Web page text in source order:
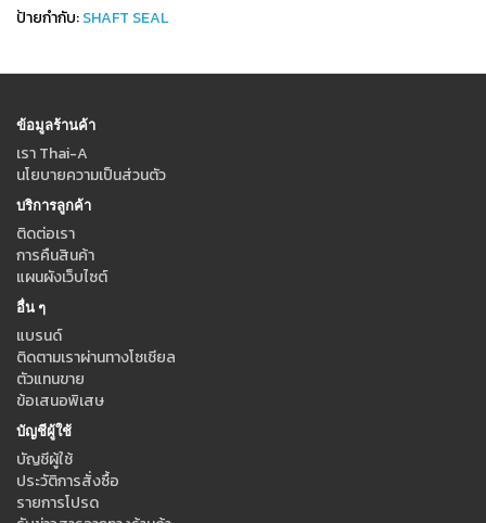
ป้ายกำกับ:SHAFT SEAL
ข้อมูลร้านค้า
เรา Thai-A
นโยบายความเป็นส่วนตัว
บริการลูกค้า
ติดต่อเรา
การคืนสินค้า
แผนผังเว็บไซต์
อื่น ๆ
แบรนด์
ติดตามเราผ่านทางโซเชียล
ตัวแทนขาย
ข้อเสนอพิเสษ
บัญชีผู้ใช้
บัญชีผู้ใช้
ประวัติการสั่งซื้อ
รายการโปรด